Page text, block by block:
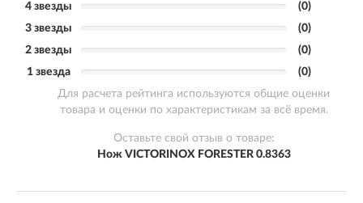
4 звезды
(0)
3 звезды
(0)
2 звезды
(0)
1 звезда
(0)
Для расчета рейтинга используются общие оценки
товара и оценки по характеристикам за всё время.
Оставьте свой отзыв о товаре:
Нож VICTORINOX FORESTER 0.8363